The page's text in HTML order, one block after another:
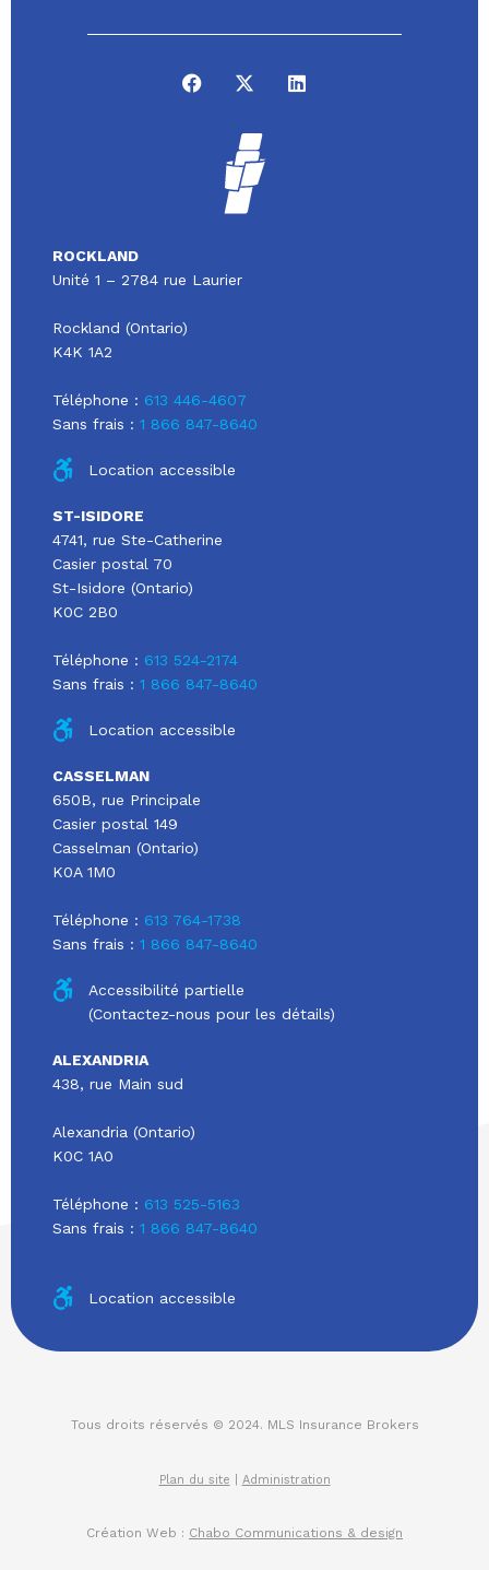
ROCKLAND
Unité 1 – 2784 rue Laurier
Rockland (Ontario)
K4K 1A2
Téléphone : 613 446-4607
Sans frais : 1 866 847-8640
Location accessible
ST-ISIDORE
4741, rue Ste-Catherine
Casier postal 70
St-Isidore (Ontario)
K0C 2B0
Téléphone : 613 524-2174
Sans frais : 1 866 847-8640
Location accessible
CASSELMAN
650B, rue Principale
Casier postal 149
Casselman (Ontario)
K0A 1M0
Téléphone : 613 764-1738
Sans frais : 1 866 847-8640
Accessibilité partielle
(Contactez-nous pour les détails)
ALEXANDRIA
438, rue Main sud
Alexandria (Ontario)
K0C 1A0
Téléphone : 613 525-5163
Sans frais : 1 866 847-8640
Location accessible
Tous droits réservés © 2024. MLS Insurance Brokers
Plan du site Administration
Création Web : Chabo Communications & design